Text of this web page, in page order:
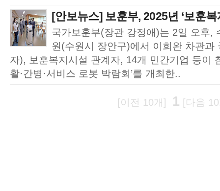
[안보뉴스] 보훈부, 2025년 ‘보훈
국가보훈부(장관 강정애)는 2일 오후,
원(수원시 장안구)에서 이희완 차관과
자), 보훈복지시설 관계자, 14개 민간기업 등이
활·간병·서비스 로봇 박람회’를 개최한..
[이전 10개] 1 [다음